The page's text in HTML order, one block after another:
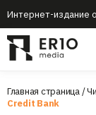
Интернет-издание
Главная страница/
Credit Bank